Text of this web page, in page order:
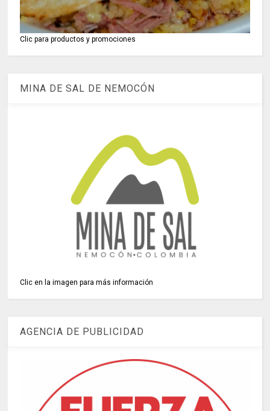
Clic para productos y promociones
MINA DE SAL DE NEMOCÓN
Clic en la imagen para más información
AGENCIA DE PUBLICIDAD